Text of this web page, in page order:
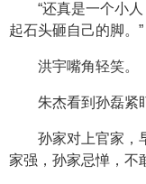
“还真是一个小
起石头砸自己的脚。”
洪宇嘴角轻笑。
朱杰看到孙磊紧
孙家对上官家，
家强，孙家忌惮，不